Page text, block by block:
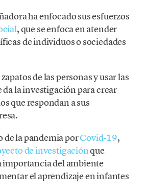
ha enfocado sus esfuerzos
, que se enfoca en atender
de individuos o sociedades
de las personas y usar las
da la investigación para crear
que respondan a sus
de la pandemia porCovid-19,
de investigaciónque
importancia del ambiente
el aprendizaje en infantes